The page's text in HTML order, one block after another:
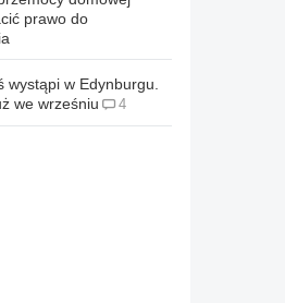
prawo do
wystąpi w Edynburgu.
we wrześniu
4